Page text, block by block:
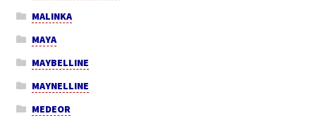
MALINKA
MAYA
MAYBELLINE
MAYNELLINE
MEDEOR